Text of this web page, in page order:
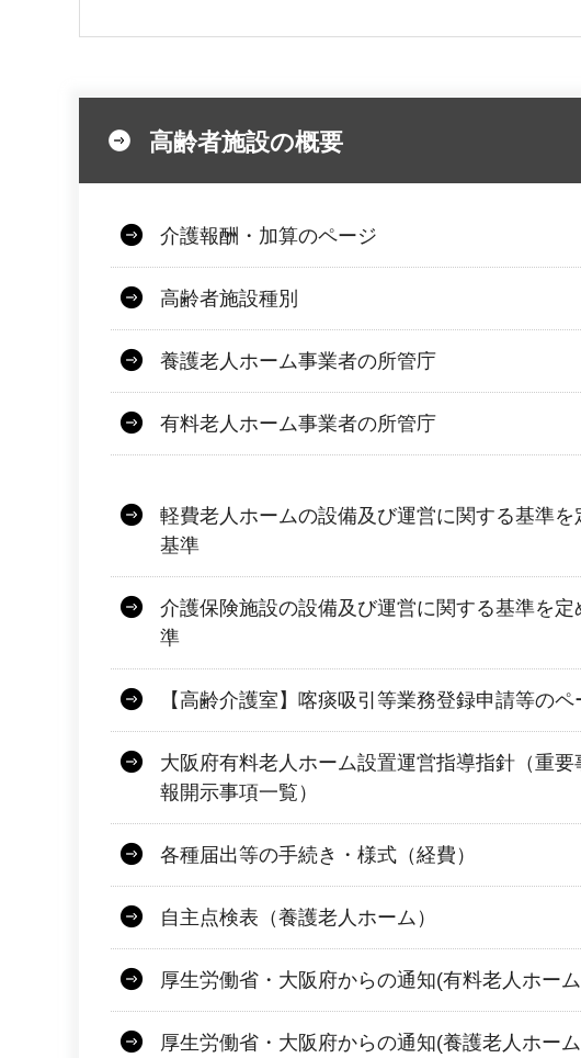
高齢者施設の概要
介護報酬・加算のページ
高齢者施設種別
養護老人ホーム事業者の所管庁
有料老人ホーム事業者の所管庁
軽費老人ホームの設備及び運営に関する基準
基準
介護保険施設の設備及び運営に関する基準を定
準
【高齢介護室】喀痰吸引等業務登録申請等のペ
大阪府有料老人ホーム設置運営指導指針（重
報開示事項一覧）
各種届出等の手続き・様式（経費）
自主点検表（養護老人ホーム）
厚生労働省・大阪府からの通知(有料老人ホーム
厚生労働省・大阪府からの通知(養護老人ホーム